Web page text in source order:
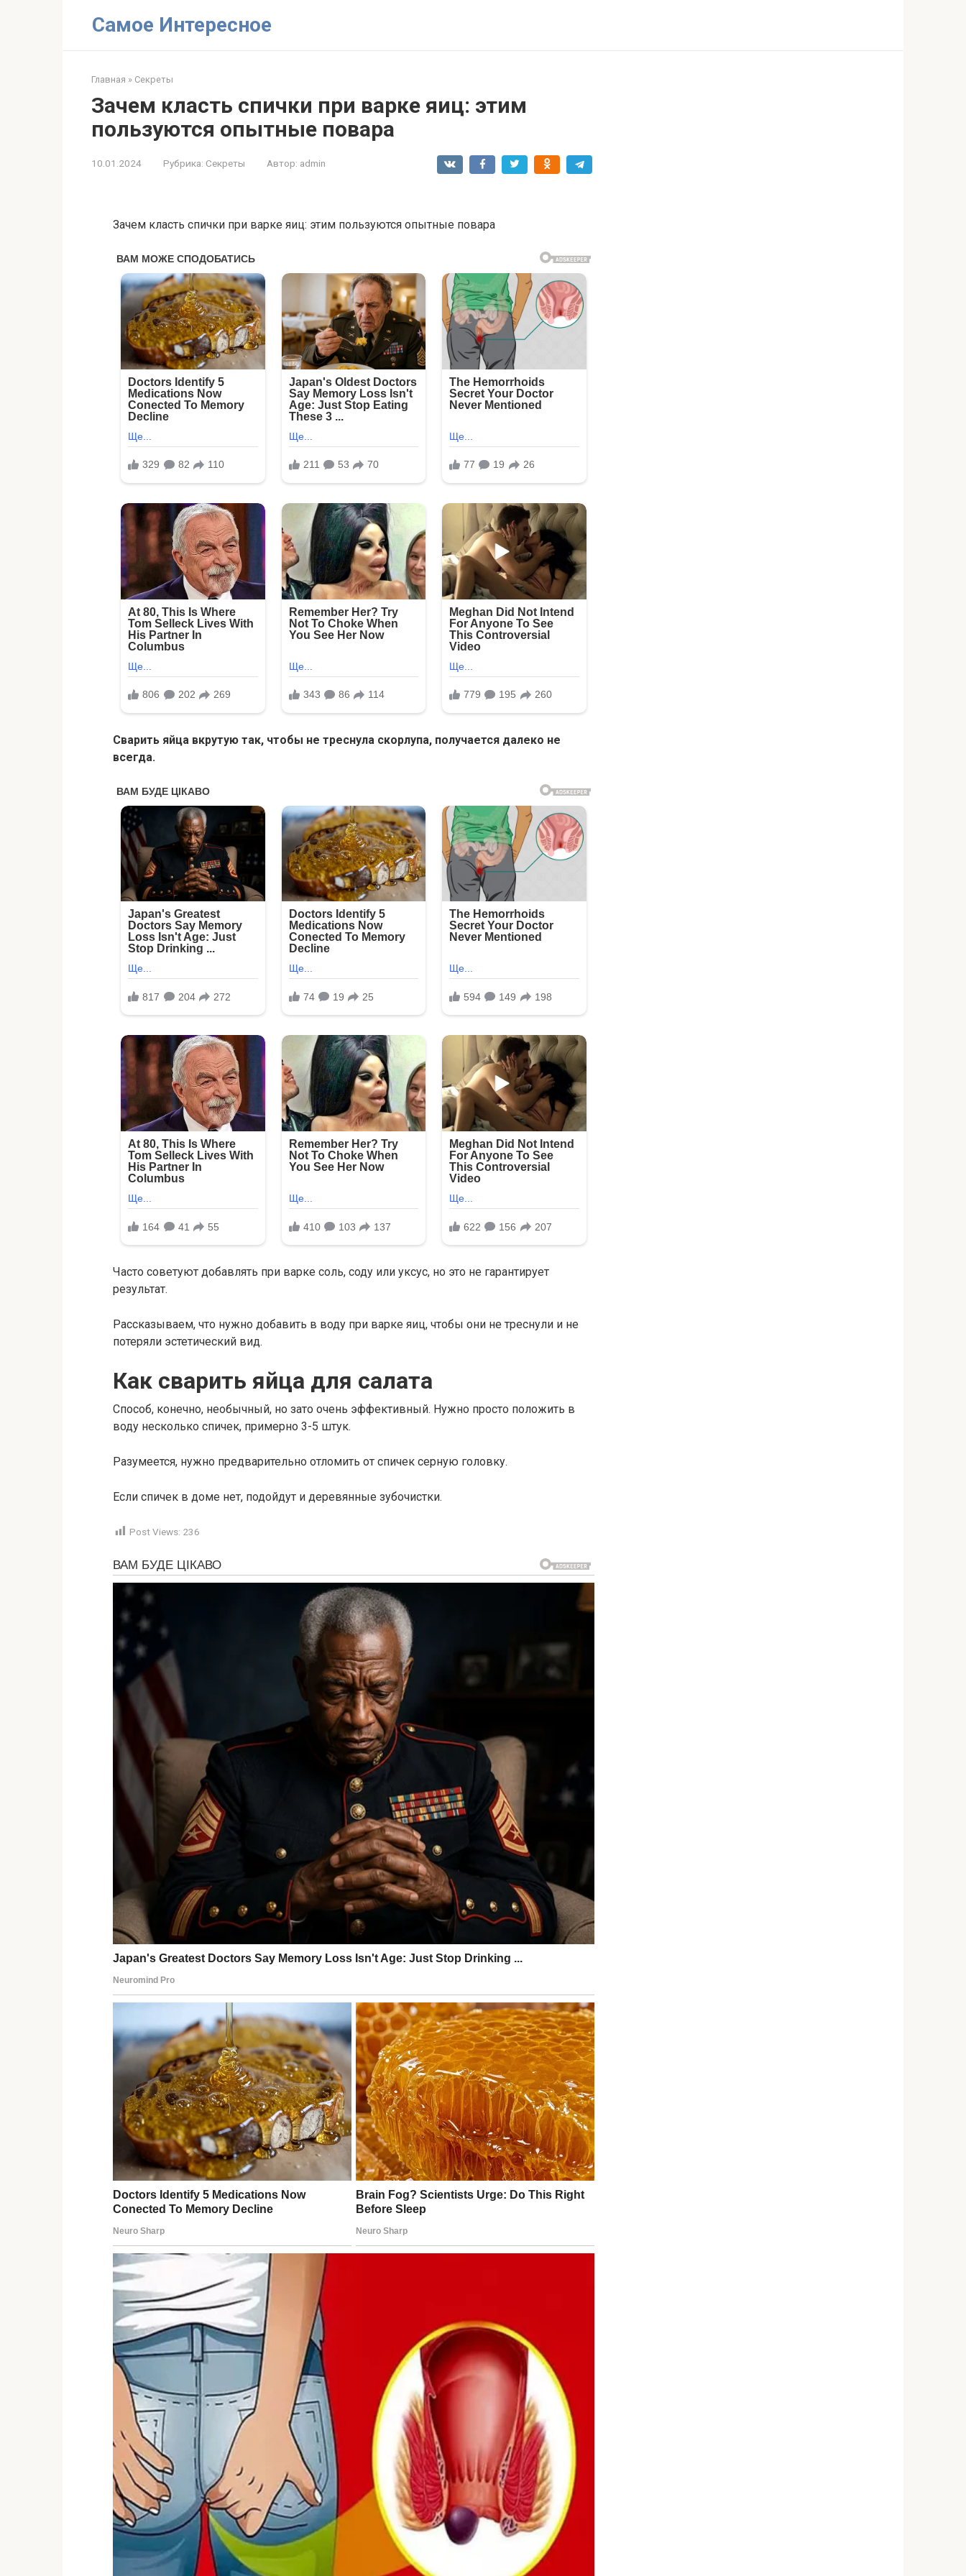
Самое Интересное
Главная » Секреты
Зачем класть спички при варке яиц: этим
пользуются опытные повара
10.01.2024 Рубрика: Секреты Автор: admin
Зачем класть спички при варке яиц: этим пользуются опытные повара
Сварить яйца вкрутую так, чтобы не треснула скорлупа, получается далеко не
всегда.
Часто советуют добавлять при варке соль, соду или уксус, но это не гарантирует
результат.
Рассказываем, что нужно добавить в воду при варке яиц, чтобы они не треснули и не
потеряли эстетический вид.
Как сварить яйца для салата
Способ, конечно, необычный, но зато очень эффективный. Нужно просто положить в
воду несколько спичек, примерно 3-5 штук.
Разумеется, нужно предварительно отломить от спичек серную головку.
Если спичек в доме нет, подойдут и деревянные зубочистки.
Post Views: 236